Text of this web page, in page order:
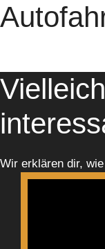
Wir erklären dir,